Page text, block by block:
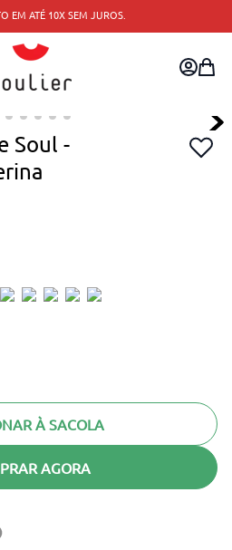
EM ATÉ 10X SEM JUROS.
Soul -
À SACOLA
AGORA